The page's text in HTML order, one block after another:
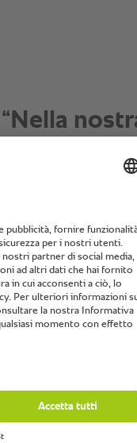
“Serviamo
minuti.
parecchio
sempre
percepire la
Satinder Sarna,